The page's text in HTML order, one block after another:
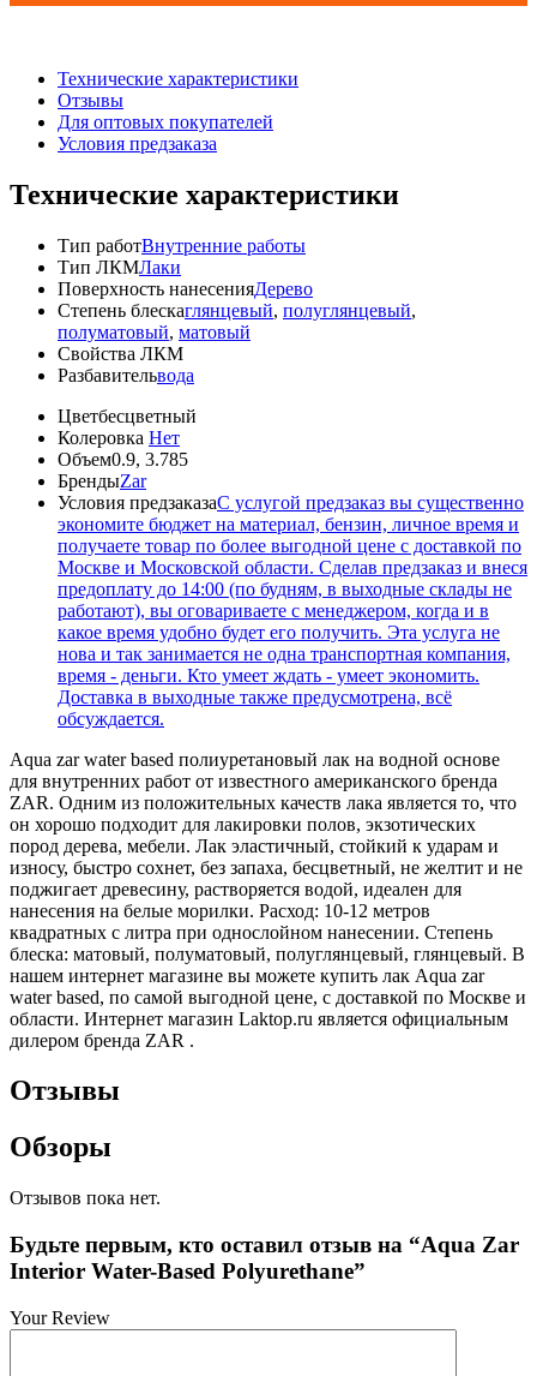
Технические характеристики
Отзывы
Для оптовых покупателей
Условия предзаказа
Технические характеристики
Тип работВнутренние работы
Тип ЛКМЛаки
Поверхность нанесенияДерево
Степень блескаглянцевый, полуглянцевый,
полуматовый, матовый
Свойства ЛКМ
Разбавительвода
Цветбесцветный
Колеровка Нет
Объем0.9, 3.785
БрендыZar
Условия предзаказаС услугой предзаказ вы существенно
экономите бюджет на материал, бензин, личное время и
получаете товар по более выгодной цене с доставкой по
Москве и Московской области. Сделав предзаказ и внеся
предоплату до 14:00 (по будням, в выходные склады не
работают), вы оговариваете с менеджером, когда и в
какое время удобно будет его получить. Эта услуга не
нова и так занимается не одна транспортная компания,
время - деньги. Кто умеет ждать - умеет экономить.
Доставка в выходные также предусмотрена, всё
обсуждается.
Aqua zar water based полиуретановый лак на водной основе
для внутренних работ от известного американского бренда
ZAR. Одним из положительных качеств лака является то, что
он хорошо подходит для лакировки полов, экзотических
пород дерева, мебели. Лак эластичный, стойкий к ударам и
износу, быстро сохнет, без запаха, бесцветный, не желтит и не
поджигает древесину, растворяется водой, идеален для
нанесения на белые морилки. Расход: 10-12 метров
квадратных с литра при однослойном нанесении. Степень
блеска: матовый, полуматовый, полуглянцевый, глянцевый. В
нашем интернет магазине вы можете купить лак Aqua zar
water based, по самой выгодной цене, с доставкой по Москве и
области. Интернет магазин Laktop.ru является официальным
дилером бренда ZAR .
Отзывы
Обзоры
Отзывов пока нет.
Будьте первым, кто оставил отзыв на “Aqua Zar
Interior Water-Based Polyurethane”
Your Review